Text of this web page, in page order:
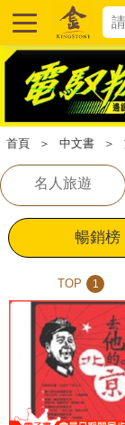
首頁 ＞ 中文書 ＞
名人旅遊
暢銷榜
TOP 1